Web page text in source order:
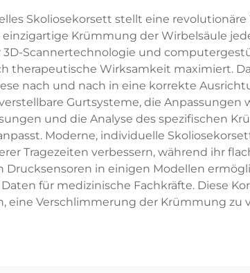
Skoliosekorsett stellt eine
einzigartige Krümmung der Wirbelsäule
Scannertechnologie und
therapeutische Wirksamkeit maximiert.
nach und nach in eine korrekte
Gurtsysteme, die
und die Analyse des spezifischen
Moderne, individuelle
Tragezeiten verbessern, während ihr
Drucksensoren in einigen Modellen
für medizinische Fachkräfte. Diese
eine Verschlimmerung der Krümmung